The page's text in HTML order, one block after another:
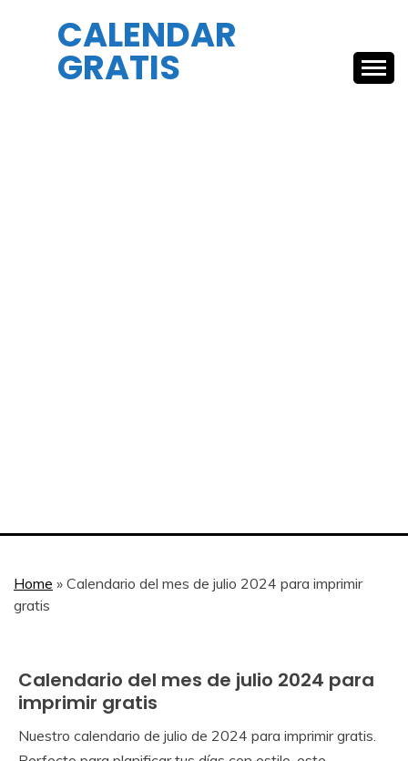
CALENDAR
GRATIS
Home » Calendario del mes de julio 2024 para imprimir
gratis
Calendar
Gratis
Calendario del mes de julio 2024 para
imprimir gratis
May
Calendar
Nuestro calendario de julio de 2024 para imprimir gratis.